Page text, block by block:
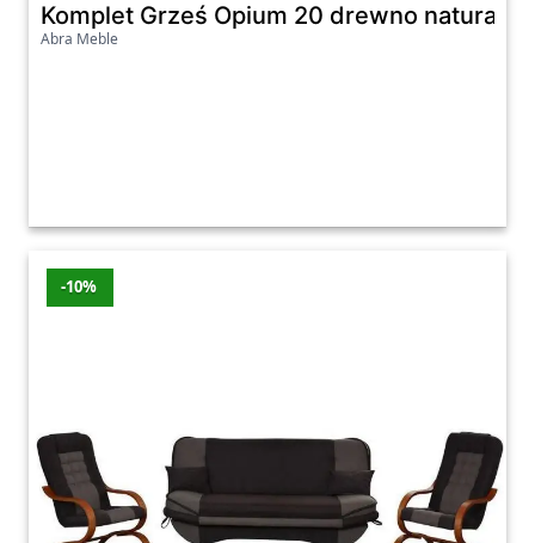
Komplet Grześ Opium 20 drewno naturalne
Abra Meble
-10%